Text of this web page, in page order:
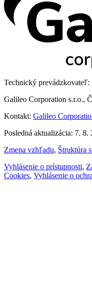
Technický prevádzkovateľ:
Galileo Corporation s.r.o.,
Kontakt: Galileo
Posledná aktualizácia: 7. 8.
Zmena vzhľadu, Štruktúra
Vyhlásenie o prístupnosti,
Cookies, Vyhlásenie o